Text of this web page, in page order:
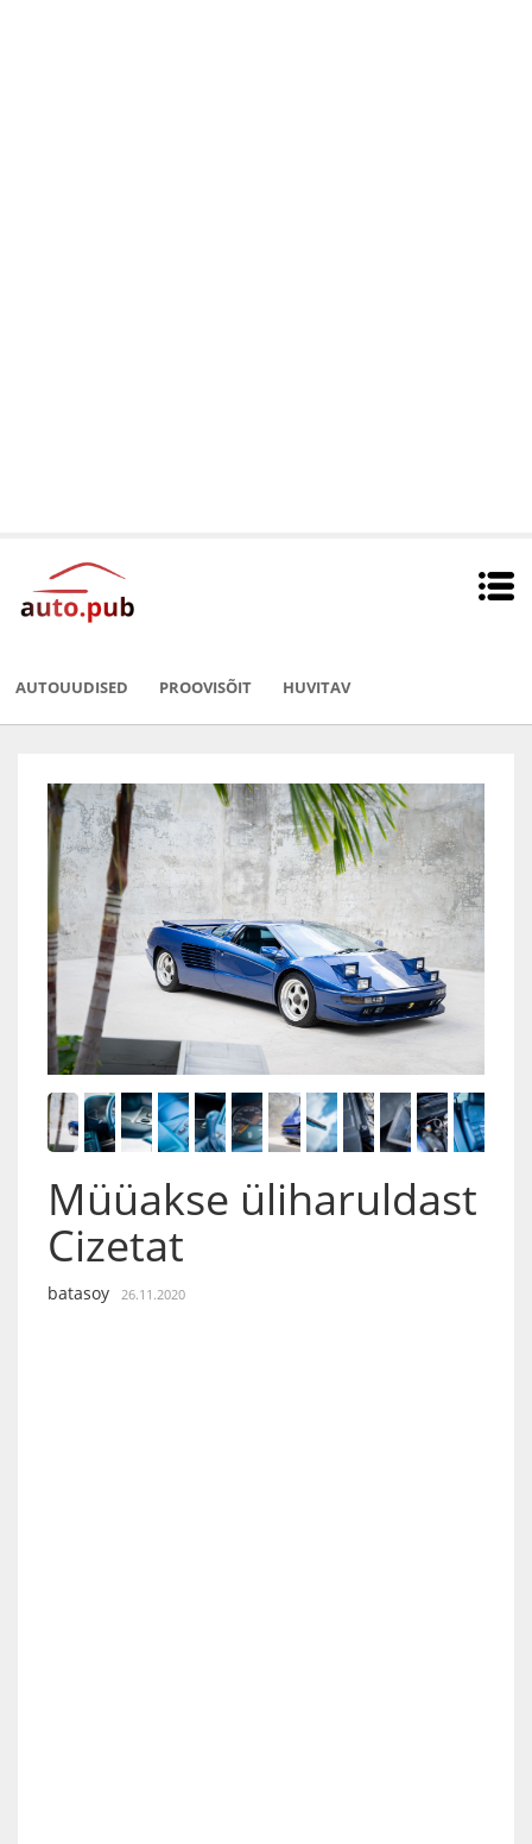
AUTOUUDISED PROOVISÕIT HUVITAV
Müüakse üliharuldast
Cizetat
batasoy 26.11.2020